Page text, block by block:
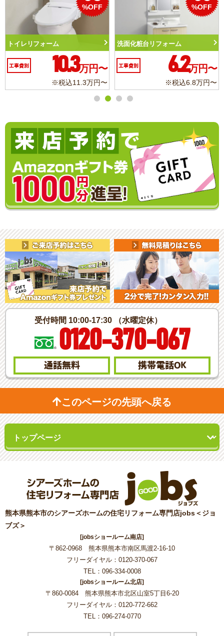
%OFF
トイレリフォーム
工事費別 10.3万円〜
※税込11.3万円〜
%OFF
洗面化粧台リフォーム
工事費別 6.2万円〜
※税込6.8万円〜
受付時間 10:00-17:30 （水曜定休）
0120-370-067
通話無料 携帯電話OK
このページの先頭へ戻る
熊本県熊本市のシアーズホームの住宅リフォーム専門店jobs＜ジョ
ブズ＞
[jobsショールーム南店]
〒862-0968 熊本県熊本市南区馬渡2-16-10
フリーダイヤル：0120-370-067
TEL：096-334-0008
[jobsショールーム北店]
〒860-0084 熊本県熊本市北区山室5丁目6-20
フリーダイヤル：0120-772-662
TEL：096-274-0770